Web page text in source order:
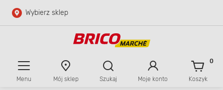
Przejdź do głównej zawartości
Wybierz sklep
Menu Mój sklep Szukaj Moje konto Koszyk
0